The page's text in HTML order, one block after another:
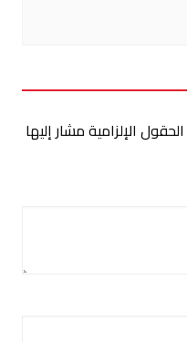
الحقول الإلزامية مشار إليها